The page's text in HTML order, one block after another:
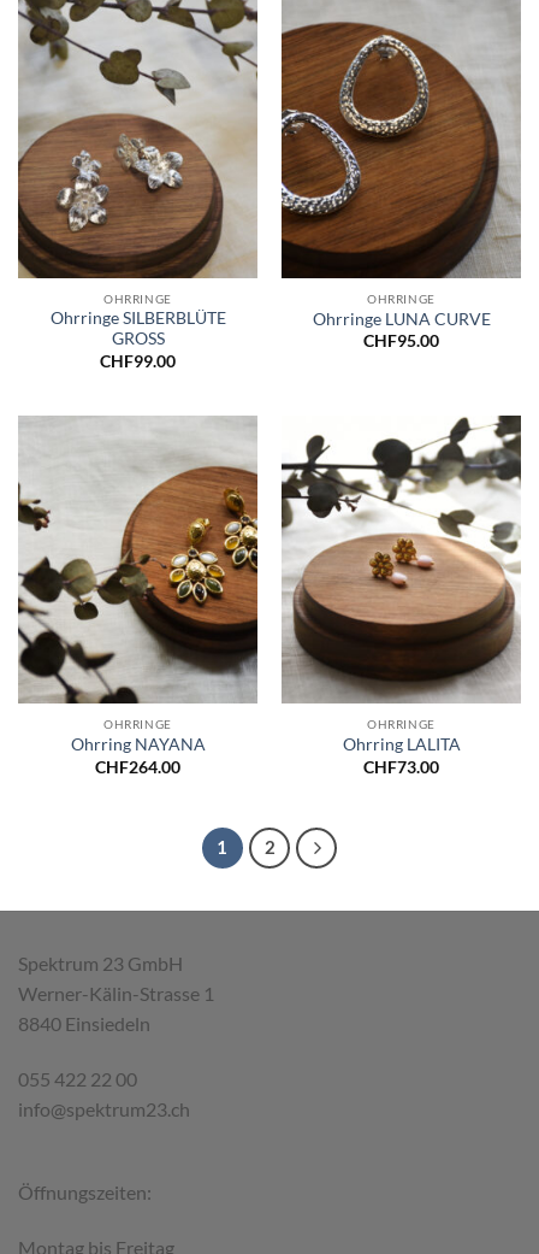
OHRRINGE
Ohrringe SILBERBLÜTE
GROSS
CHF99.00
OHRRINGE
Ohrringe LUNA CURVE
CHF95.00
OHRRINGE
Ohrring NAYANA
CHF264.00
OHRRINGE
Ohrring LALITA
CHF73.00
1 2
Spektrum 23 GmbH
Werner-Kälin-Strasse 1
8840 Einsiedeln
055 422 22 00
info@spektrum23.ch
Öffnungszeiten:
Montag bis Freitag